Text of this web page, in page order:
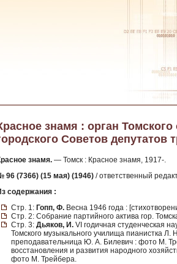
знамя : орган
Советов депутатов
знамя. — Томск : Красное знамя, 1917-.
96 (7366) (15 мая) (1946) / ответственный
содержания :
Стр. 1: Гопп, Ф. Весна 1946 года :
Стр. 2: Собрание партийного актива гор.
Стр. 3: Дьяков, И. VI годичная студенческая
Томского музыкального училища пианистка
преподавательница Ю. А. Билевич : фото М.
восстановления и развития народного
фото М. Трейбера.